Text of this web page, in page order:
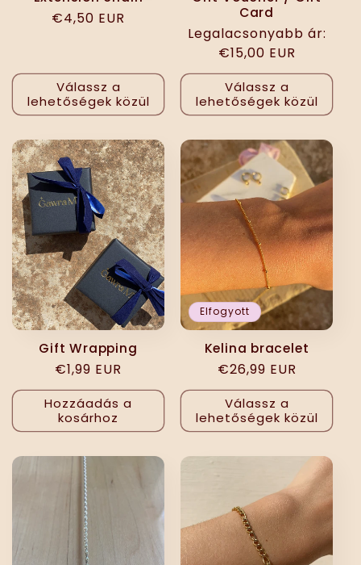
Normál
€4,50 EUR
Válassz a
lehetőségek közül
Card
Normál
Legalacsonyabb ár:
€15,00 EUR
Válassz a
lehetőségek közül
Gift Wrapping
Normál
ár
€1,99 EUR
Hozzáadás a
kosárhoz
Elfogyott
Kelina bracelet
Normál
ár
€26,99 EUR
Válassz a
lehetőségek közül